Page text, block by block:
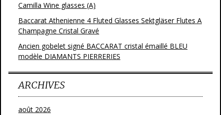
Camilla Wine glasses (A)
Baccarat Athenienne 4 Fluted Glasses Sektgläser Flutes A
Champagne Cristal Gravé
Ancien gobelet signé BACCARAT cristal émaillé BLEU
modèle DIAMANTS PIERRERIES
ARCHIVES
août 2026